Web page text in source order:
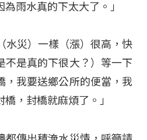
雨水真的下太大了。」
水災）一樣（漲）很高，快
不是真的下很大？）等一下
，我要送鄉公所的便當，我
，封橋就麻煩了。」